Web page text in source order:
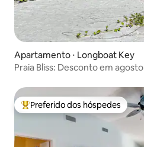
Apartamento ⋅ Longboat Key
Praia Bliss: Desconto em
Entre os melhores preferidos
Preferido dos hóspedes